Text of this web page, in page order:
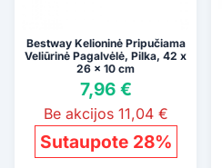
Bestway Kelioninė Pripučiama
Veliūrinė Pagalvėlė, Pilka, 42 x
26 x 10 cm
7,96 €
Be akcijos 11,04 €
Sutaupote 28%